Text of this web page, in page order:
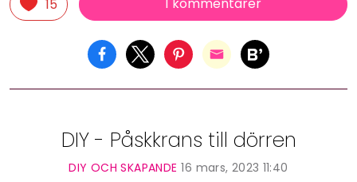
15 1 kommentarer
DIY - Påskkrans till dörren
DIY OCH SKAPANDE 16 mars, 2023 11:40